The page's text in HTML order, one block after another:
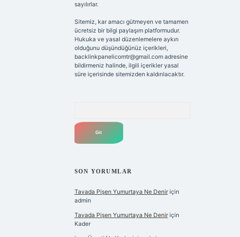
sayılırlar.
Sitemiz, kar amacı gütmeyen ve tamamen
ücretsiz bir bilgi paylaşım platformudur.
Hukuka ve yasal düzenlemelere aykırı
olduğunu düşündüğünüz içerikleri,
backlinkpanelicomtr@gmail.comadresine
bildirmeniz halinde, ilgili içerikler yasal
süre içerisinde sitemizden kaldırılacaktır.
SON YORUMLAR
Tavada Pişen Yumurtaya Ne Deniriçin
admin
Tavada Pişen Yumurtaya Ne Deniriçin
Kader